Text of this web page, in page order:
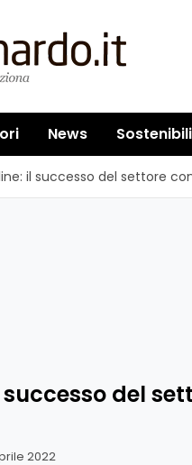
News
il successo del settore
del
2022